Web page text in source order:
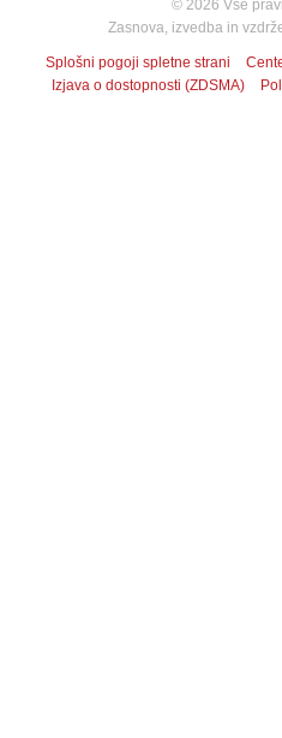
© 2026 Vse
Zasnova, izvedba in
Splošni pogoji spletne strani
Izjava o dostopnosti (ZDSMA)